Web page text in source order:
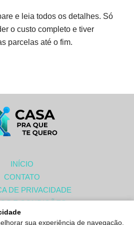
e leia todos os detalhes. Só
o custo completo e tiver
parcelas até o fim.
INÍCIO
CONTATO
DE PRIVACIDADE
E CONDIÇÕES
SOBRE
sua experiência de navegação,